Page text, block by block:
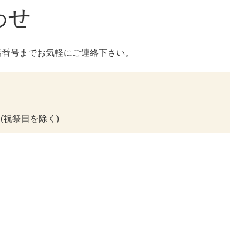
せ
号までお気軽にご連絡下さい。
祝祭日を除く)